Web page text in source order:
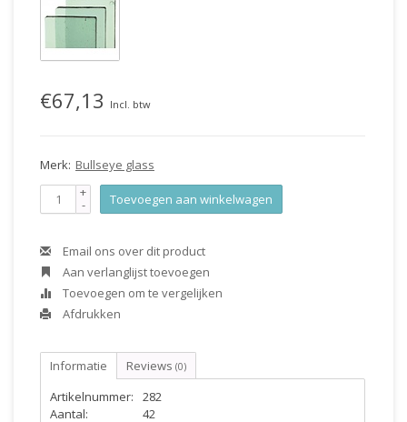
€67,13 Incl. btw
Merk: Bullseye glass
+
- Toevoegen aan winkelwagen
Email ons over dit product
Aan verlanglijst toevoegen
Toevoegen om te vergelijken
Afdrukken
Informatie Reviews (0)
Artikelnummer:
282
Aantal:
42